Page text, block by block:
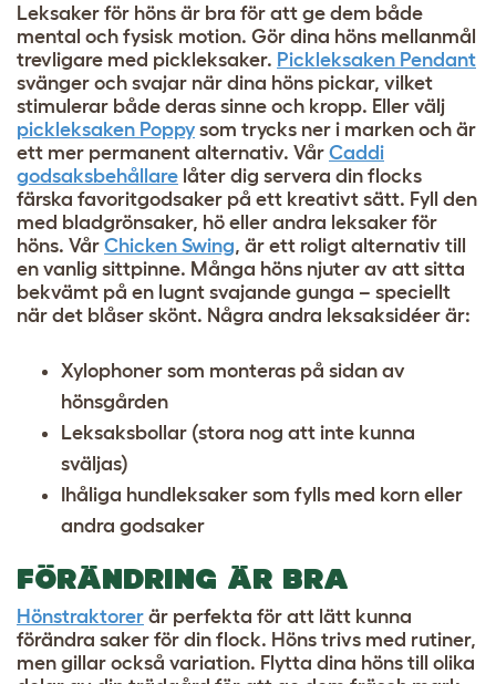
Leksaker för höns är bra för att ge dem både
mental och fysisk motion. Gör dina höns mellanmål
trevligare med pickleksaker. Pickleksaken Pendant
svänger och svajar när dina höns pickar, vilket
stimulerar både deras sinne och kropp. Eller välj
pickleksaken Poppy som trycks ner i marken och är
ett mer permanent alternativ. Vår Caddi
godsaksbehållare låter dig servera din flocks
färska favoritgodsaker på ett kreativt sätt. Fyll den
med bladgrönsaker, hö eller andra leksaker för
höns. Vår Chicken Swing, är ett roligt alternativ till
en vanlig sittpinne. Många höns njuter av att sitta
bekvämt på en lugnt svajande gunga – speciellt
när det blåser skönt. Några andra leksaksidéer är:
Xylophoner som monteras på sidan av
hönsgården
Leksaksbollar (stora nog att inte kunna
sväljas)
Ihåliga hundleksaker som fylls med korn eller
andra godsaker
FÖRÄNDRING ÄR BRA
Hönstraktorer är perfekta för att lätt kunna
förändra saker för din flock. Höns trivs med rutiner,
men gillar också variation. Flytta dina höns till olika